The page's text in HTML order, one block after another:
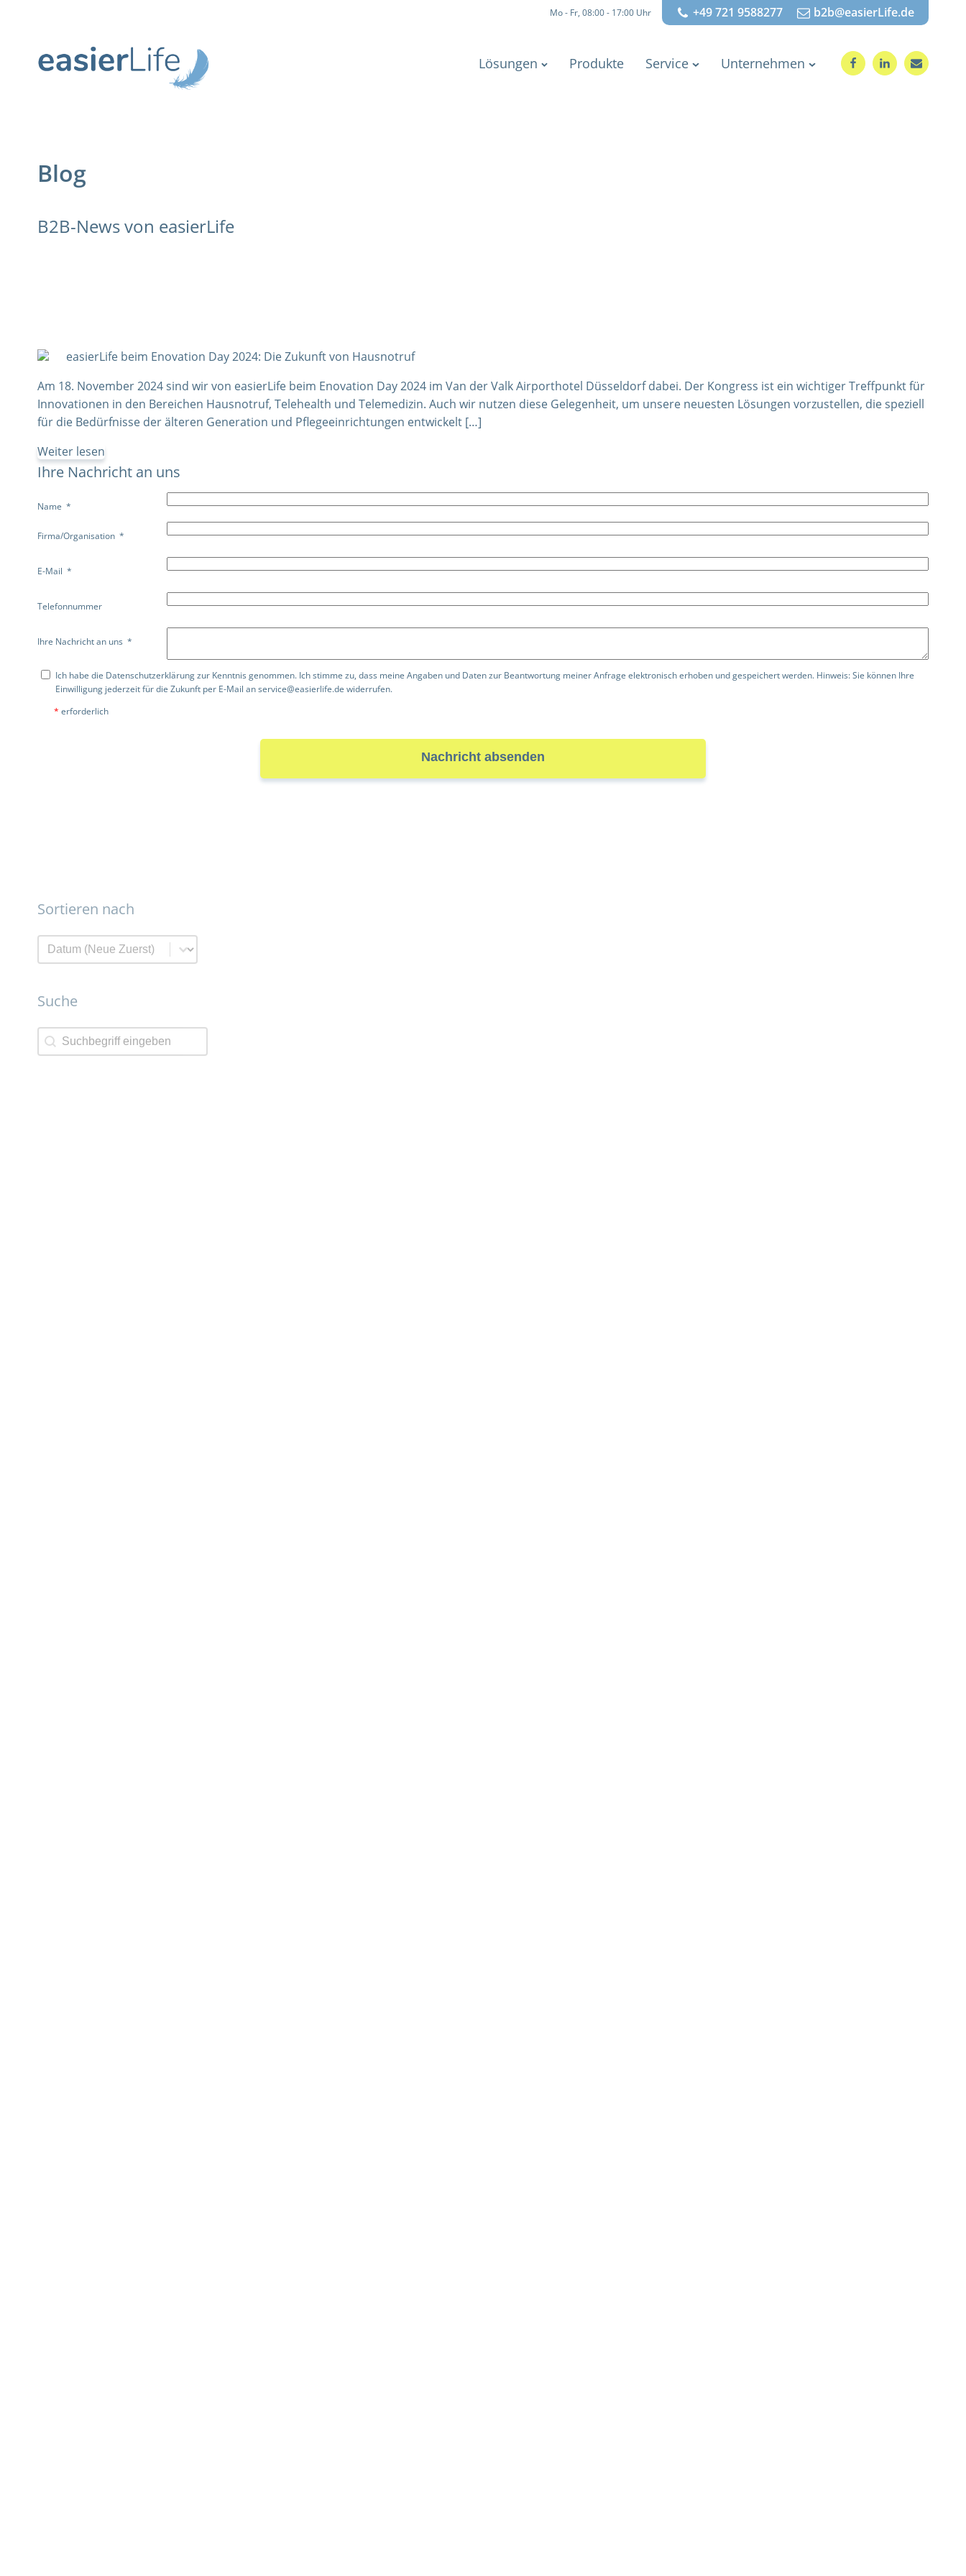
Mo - Fr, 08:00 - 17:00 Uhr +49 721 9588277 b2b@easierLife.de
Lösungen Produkte Service Unternehmen
Blog
B2B-News von easierLife
easierLife beim Enovation Day 2024: Die Zukunft von Hausnotruf
Am 18. November 2024 sind wir von easierLife beim Enovation Day 2024 im Van der Valk Airporthotel Düsseldorf dabei. Der Kongress ist ein wichtiger Treffpunkt für
Innovationen in den Bereichen Hausnotruf, Telehealth und Telemedizin. Auch wir nutzen diese Gelegenheit, um unsere neuesten Lösungen vorzustellen, die speziell
für die Bedürfnisse der älteren Generation und Pflegeeinrichtungen entwickelt […]
Weiter lesen
Ihre Nachricht an uns
Name
Firma/Organisation
E-Mail
Telefonnummer
Ihre Nachricht an uns
Ich habe die Datenschutzerklärungzur Kenntnis genommen. Ich stimme zu, dass meine Angaben und Daten zur Beantwortung meiner Anfrage elektronisch erhoben und gespeichert werden. Hinweis: Sie können Ihre
Einwilligung jederzeit für die Zukunft per E-Mail anservice@easierlife.de widerrufen.
* erforderlich
Nachricht absenden
Sortieren nach
Sortieren nach
Sortieren nach
Suche
Suche
Suche